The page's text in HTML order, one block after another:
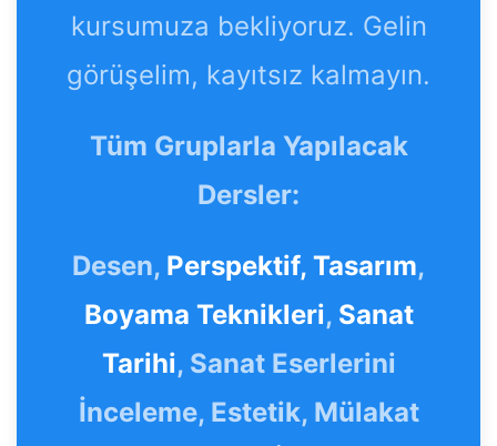
kursumuza bekliyoruz. Gelin
görüşelim, kayıtsız kalmayın.
Tüm Gruplarla Yapılacak
Dersler:
Desen, Perspektif, Tasarım,
Boyama Teknikleri, Sanat
Tarihi, Sanat Eserlerini
İnceleme, Estetik, Mülakat